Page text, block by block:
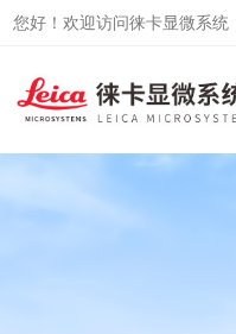
您好！欢迎访问徕卡显微系统